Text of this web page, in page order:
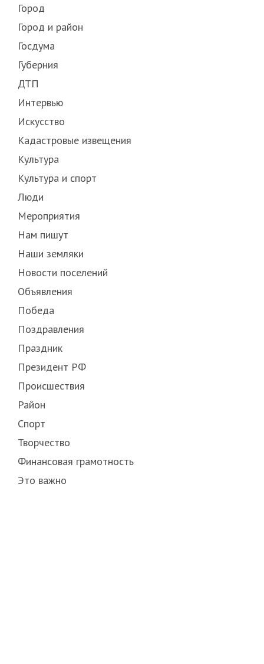
Город
Город и район
Госдума
Губерния
ДТП
Интервью
Искусство
Кадастровые извещения
Культура
Культура и спорт
Люди
Мероприятия
Нам пишут
Наши земляки
Новости поселений
Объявления
Победа
Поздравления
Праздник
Президент РФ
Происшествия
Район
Спорт
Творчество
Финансовая грамотность
Это важно